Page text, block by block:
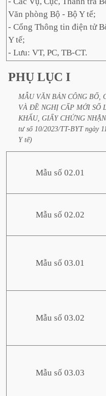
Văn phòng Bộ - Bộ Y tế;
- Cổng Thông tin điện tử
Y tế;
- Lưu: VT, PC, TB-CT.
PHỤ LỤC I
MẪU VĂN BẢN CÔNG BỐ,
VÀ ĐỀ NGHỊ CẤP MỚI SỐ
KHẨU, GIẤY CHỨNG NHẬN
tư số 10/2023/TT-BYT ngày
Y tế)
Mẫu số 02.01
Mẫu số 02.02
Mẫu số 03.01
Mẫu số 03.02
Mẫu số 03.03